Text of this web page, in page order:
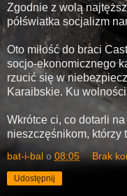
Zgodnie z wolą
półświatka socjalizm
Oto miłość do braci
socjo-ekonomicznego
rzucić się w
Karaibskie. Ku
Wkrótce ci, co dotarli
nieszczęśnikom, którzy
bat-i-bal o 08:05 Brak
Udostępnij